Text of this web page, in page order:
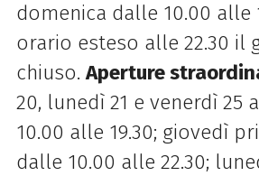
domenica dalle 10.00 alle
orario esteso alle 22.30 il
chiuso.Aperture
20, lunedì 21 e venerdì 25
10.00 alle 19.30; giovedì
dalle 10.00 alle 22.30;